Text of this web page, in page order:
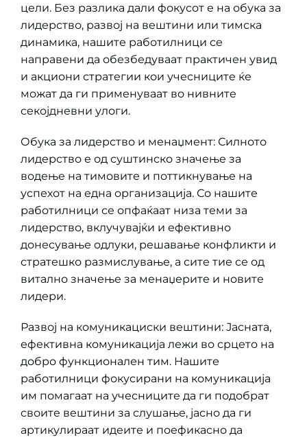
цели. Без разлика дали фокусот е на обука за
лидерство, развој на вештини или тимска
динамика, нашите работилници се
направени да обезбедуваат практичен увид
и акциони стратегии кои учесниците ќе
можат да ги применуваат во нивните
секојдневни улоги.
Обука за лидерство и менаџмент: Силното
лидерство е од суштинско значење за
водење на тимовите и поттикнување на
успехот на една организација. Со нашите
работилници се опфаќаат низа теми за
лидерство, вклучувајќи и ефективно
донесување одлуки, решавање конфликти и
стратешко размислување, а сите тие се од
витално значење за менаџерите и новите
лидери.
Развој на комуникациски вештини: Јасната,
ефективна комуникација лежи во срцето на
добро функционален тим. Нашите
работилници фокусирани на комуникација
им помагаат на учесниците да ги подобрат
своите вештини за слушање, јасно да ги
артикулираат идеите и поефикасно да